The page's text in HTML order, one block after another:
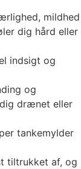
mildhed
dig hård eller
indsigt og
og
drænet eller
tankemylder
tiltrukket af, og